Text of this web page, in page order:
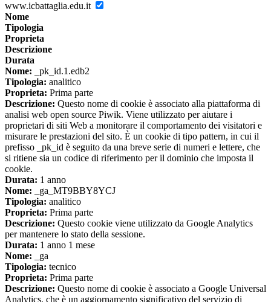
www.icbattaglia.edu.it
Nome
Tipologia
Proprieta
Descrizione
Durata
Nome: _pk_id.1.edb2
Tipologia: analitico
Proprieta: Prima parte
Descrizione: Questo nome di cookie è associato alla piattaforma di
analisi web open source Piwik. Viene utilizzato per aiutare i
proprietari di siti Web a monitorare il comportamento dei visitatori e
misurare le prestazioni del sito. È un cookie di tipo pattern, in cui il
prefisso _pk_id è seguito da una breve serie di numeri e lettere, che
si ritiene sia un codice di riferimento per il dominio che imposta il
cookie.
Durata: 1 anno
Nome: _ga_MT9BBY8YCJ
Tipologia: analitico
Proprieta: Prima parte
Descrizione: Questo cookie viene utilizzato da Google Analytics
per mantenere lo stato della sessione.
Durata: 1 anno 1 mese
Nome: _ga
Tipologia: tecnico
Proprieta: Prima parte
Descrizione: Questo nome di cookie è associato a Google Universal
Analytics, che è un aggiornamento significativo del servizio di